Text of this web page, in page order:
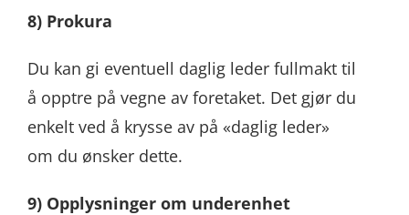
8) Prokura
Du kan gi eventuell daglig leder fullmakt til
å opptre på vegne av foretaket. Det gjør du
enkelt ved å krysse av på «daglig leder»
om du ønsker dette.
9) Opplysninger om underenhet